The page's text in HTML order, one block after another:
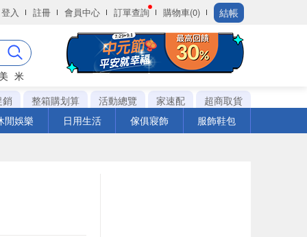
登入 註冊 會員中心 訂單查詢 購物車(0) 結帳
米
銷
整箱購划算 活動總覽 家速配
超商取貨
閒娛樂
日用生活 傢俱寢飾 服飾鞋包